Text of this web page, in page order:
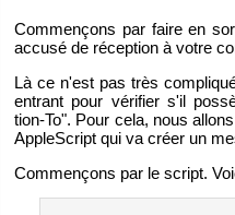
Com­men­çons par faire en
ac­cusé de ré­cep­tion à votre
Là ce n'est pas très
en­trant pour vé­ri­fier s'il
tion-To". Pour cela, nous
Ap­pleS­cript qui va créer un
Com­men­çons par le script.